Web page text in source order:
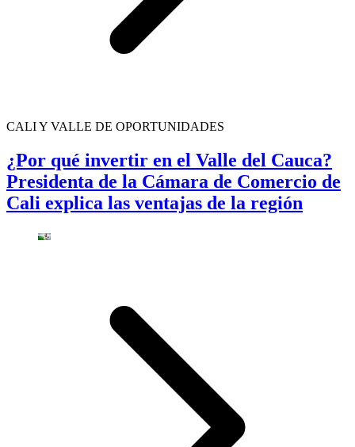
CALI Y VALLE DE OPORTUNIDADES
¿Por qué invertir en el Valle del Cauca?
Presidenta de la Cámara de Comercio de
Cali explica las ventajas de la región